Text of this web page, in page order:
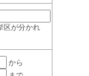
区が分かれ
から